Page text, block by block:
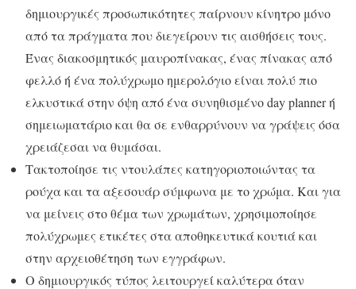
δημιουργικές προσωπικότητες παίρνουν κίνητρο μόνο
από τα πράγματα που διεγείρουν τις αισθήσεις τους.
Ένας διακοσμητικός μαυροπίνακας, ένας πίνακας από
φελλό ή ένα πολύχρωμο ημερολόγιο είναι πολύ πιο
ελκυστικά στην όψη από ένα συνηθισμένο day planner ή
σημειωματάριο και θα σε ενθαρρύνουν να γράψεις όσα
χρειάζεσαι να θυμάσαι.
Τακτοποίησε τις ντουλάπες κατηγοριοποιώντας τα
ρούχα και τα αξεσουάρ σύμφωνα με το χρώμα. Και για
να μείνεις στο θέμα των χρωμάτων, χρησιμοποίησε
πολύχρωμες ετικέτες στα αποθηκευτικά κουτιά και
στην αρχειοθέτηση των εγγράφων.
Ο δημιουργικός τύπος λειτουργεί καλύτερα όταν